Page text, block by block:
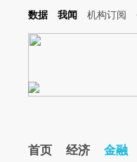
开头增加这段话：本文由第三方
数据 我闻 机构订阅
首页 经济 金融